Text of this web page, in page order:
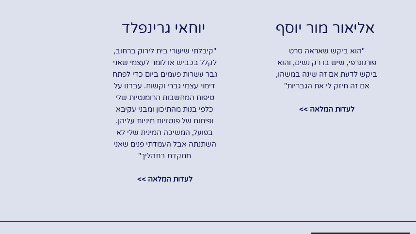
יוחאי גרינפלד
"קיבלתי שיעורי בית לירוק ברחוב,
לקלל בכביש או לומר לעצמי שאני
גבר עשרות פעמים ביום כדי לפתח
דימוי עצמי גברי וקשוח. עבדנו על
טיפוח המחשבות הרומנטיות שלי
כלפי בנות מהתיכון ומבני עקיבא
ופיתוח של פנטזיות מיניות עליהן.
בפועל, המשיכה המינית שלי לא
השתנתה אבל העמדתי פנים שאני
מתקדם בתהליך"
לעדות המלאה >>
אליאור מור יוסף
"הוא ביקש שאראה סרט
פורנוגרפי, ‫שיש בו רק נשים, ‫והוא
ביקש לדעת אם זה שינה במשהו,
‫אם זה חיזק לי את הגבריות"
לעדות המלאה >>